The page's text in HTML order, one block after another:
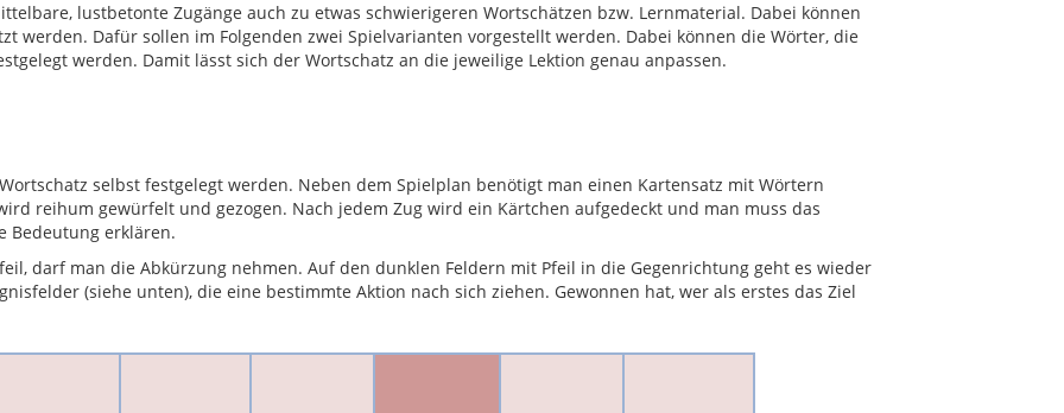
lustbetonte Zugänge auch zu etwas schwierigeren Wortschätzen bzw. Lernmaterial. Dabei können
werden. Dafür sollen im Folgenden zwei Spielvarianten vorgestellt werden. Dabei können die Wörter, die
werden. Damit lässt sich der Wortschatz an die jeweilige Lektion genau anpassen.
selbst festgelegt werden. Neben dem Spielplan benötigt man einen Kartensatz mit Wörtern
reihum gewürfelt und gezogen. Nach jedem Zug wird ein Kärtchen aufgedeckt und man muss das
Bedeutung erklären.
darf man die Abkürzung nehmen. Auf den dunklen Feldern mit Pfeil in die Gegenrichtung geht es wieder
(siehe unten), die eine bestimmte Aktion nach sich ziehen. Gewonnen hat, wer als erstes das Ziel